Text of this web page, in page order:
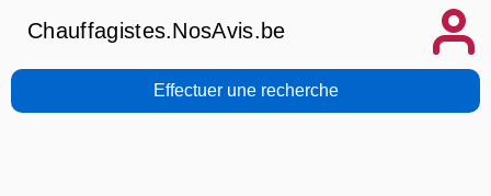
Chauffagistes.NosAvis.be
Effectuer une recherche